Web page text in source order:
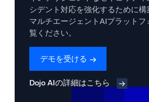
シデント対応を強化するために構
マルチエージェントAIプラットフ
覧ください。
デモを受ける
Dojo AIの詳細はこちら